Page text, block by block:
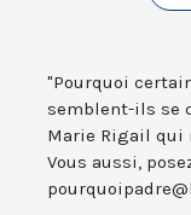
"Pourquoi
semblent-ils se
Marie Rigail qui
Vous aussi,